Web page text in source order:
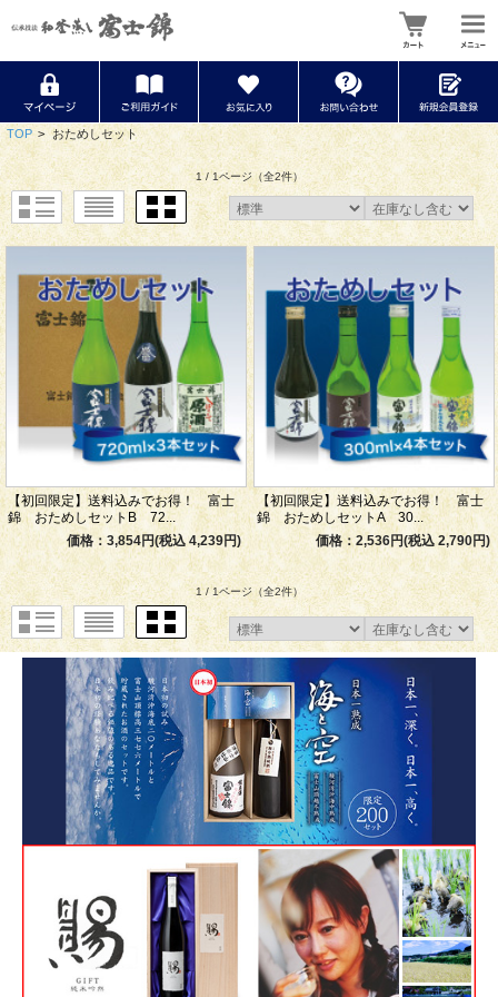
TOP > おためしセット
1 / 1ページ（全2件）
【初回限定】送料込みでお得！ 富士
錦 おためしセットB 72...
価格：3,854円(税込 4,239円)
【初回限定】送料込みでお得！ 富士
錦 おためしセットA 30...
価格：2,536円(税込 2,790円)
1 / 1ページ（全2件）